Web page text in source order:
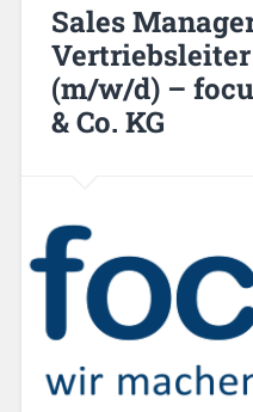
Sales
(m/w/d) –
& Co. KG